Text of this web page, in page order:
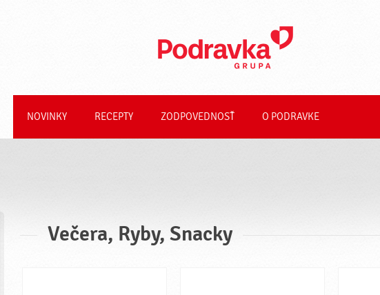
NOVINKY RECEPTY ZODPOVEDNOSŤ O PODRAVKE
Večera, Ryby, Snacky